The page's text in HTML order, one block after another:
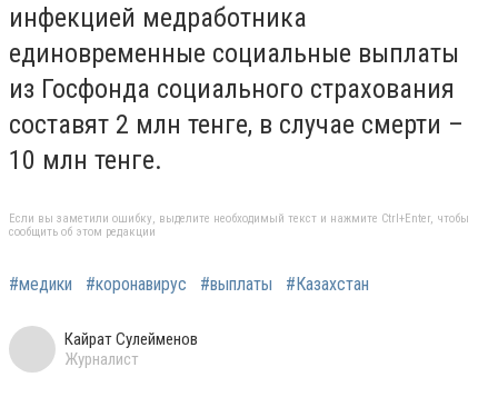
инфекцией медработника
единовременные социальные выплаты
из Госфонда социального страхования
составят 2 млн тенге, в случае смерти –
10 млн тенге.
Если вы заметили ошибку, выделите необходимый текст и нажмите Ctrl+Enter, чтобы
сообщить об этом редакции
#медики #коронавирус #выплаты #Казахстан
Кайрат Сулейменов
Журналист